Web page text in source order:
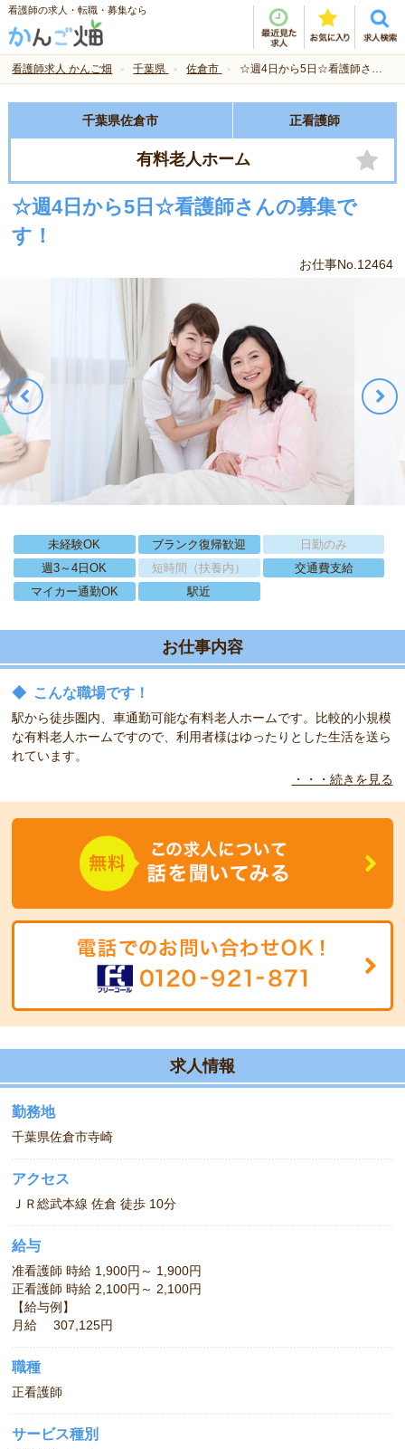
看護師の求人・転職・募集なら
看護師求人 かんご畑 千葉県 佐倉市 ☆週4日から5日☆看護師さんの募集です！
千葉県佐倉市 正看護師
有料老人ホーム
☆週4日から5日☆看護師さんの募集で
す！
お仕事No.12464
未経験OK ブランク復帰歓迎
日勤のみ
週3～4日OK
短時間（扶養内）
交通費支給
マイカー通勤OK
駅近
お仕事内容
◆ こんな職場です！
駅から徒歩圏内、車通勤可能な有料老人ホームです。比較的小規模
な有料老人ホームですので、利用者様はゆったりとした生活を送ら
れています。
ていただけますよ！
・・・続きを見る
求人情報
勤務地
千葉県佐倉市寺崎
アクセス
ＪＲ総武本線 佐倉 徒歩 10分
給与
准看護師 時給 1,900円～ 1,900円
正看護師 時給 2,100円～ 2,100円
【給与例】
月給 307,125円
職種
正看護師
サービス種別